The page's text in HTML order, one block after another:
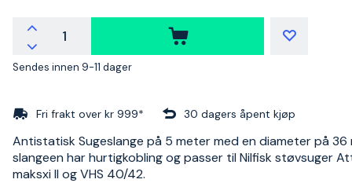
Sendes innen 9-11 dager
Fri frakt over kr 999* 30 dagers åpent kjøp
Antistatisk Sugeslange på 5 meter med en diameter på 36
slangeen har hurtigkobling og passer til Nilfisk støvsuger
maksxi II og VHS 40/42.